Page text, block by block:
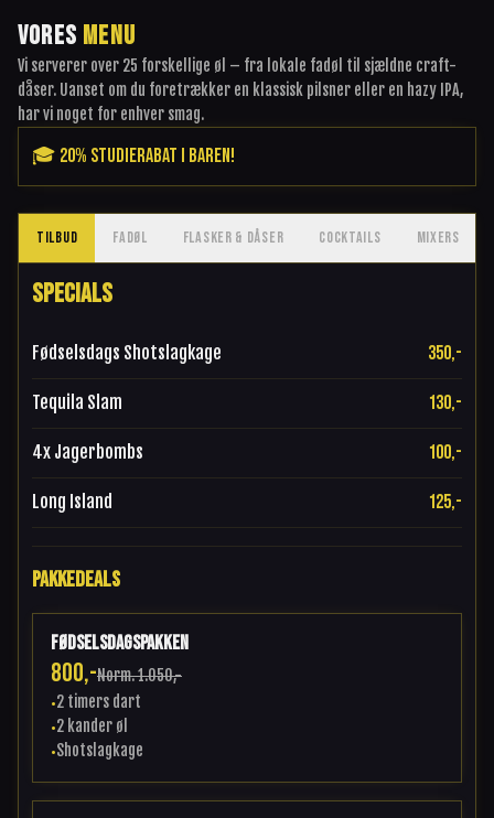
VORES MENU
Vi serverer over 25 forskellige øl – fra lokale fadøl til sjældne craft-
dåser. Uanset om du foretrækker en klassisk pilsner eller en hazy IPA,
har vi noget for enhver smag.
🎓 20% STUDIERABAT I BAREN!
TILBUD FADØL FLASKER & DÅSER COCKTAILS MIXERS
SPECIALS
Fødselsdags Shotslagkage 350,-
Tequila Slam 130,-
4x Jagerbombs 100,-
Long Island 125,-
PAKKEDEALS
Fødselsdagspakken
800,-Norm.1.050,-
•2 timers dart
•2 kander øl
•Shotslagkage